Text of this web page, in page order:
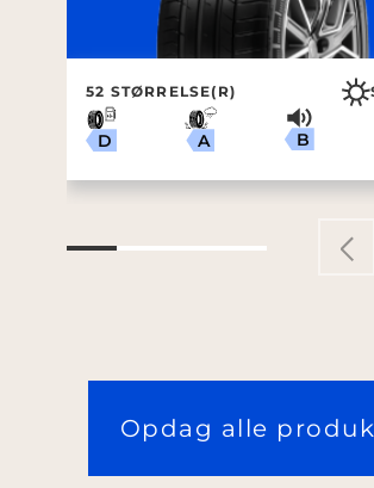
52 STØRRELSE(R)
D A B
Opdag alle